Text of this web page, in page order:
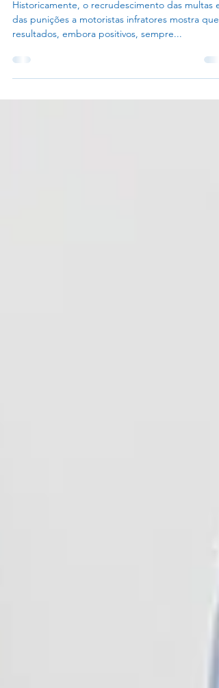
Artigo: Quando só a multa não
resolve
Historicamente, o recrudescimento das multas e
resultados, embora positivos, sempre...